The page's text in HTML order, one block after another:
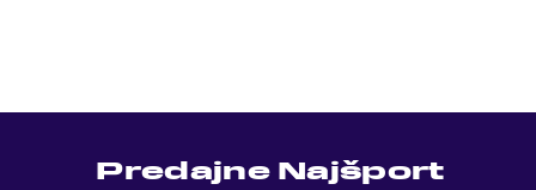
Predajne Najšport